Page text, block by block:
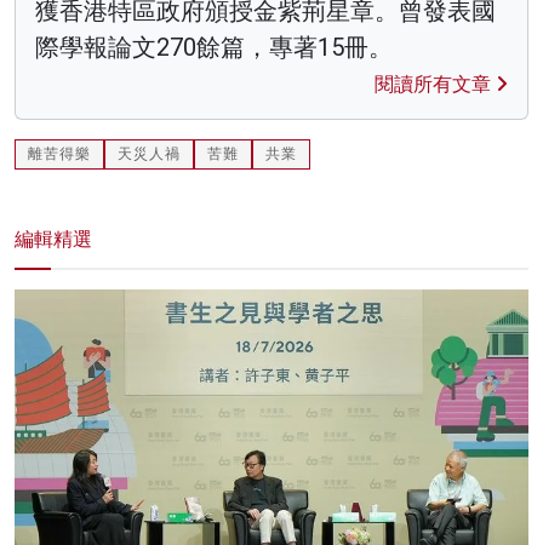
獲香港特區政府頒授金紫荊星章。曾發表國
際學報論文270餘篇，專著15冊。
閱讀所有文章
離苦得樂 天災人禍 苦難 共業
編輯精選